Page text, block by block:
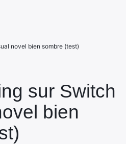
sur Switch
bien
novel bien sombre (test)